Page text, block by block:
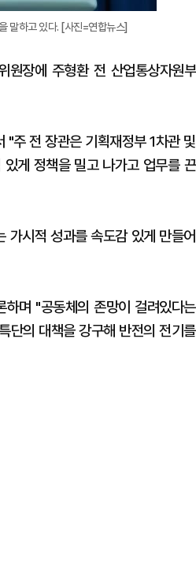
말하고 있다. [사진=연합뉴스]
원장에 주형환 전 산업통상자원부
"주 전 장관은 기획재정부 1차관 및
게 정책을 밀고 나가고 업무를 끈
가시적 성과를 속도감 있게 만들어
며 "공동체의 존망이 걸려있다는
단의 대책을 강구해 반전의 전기를